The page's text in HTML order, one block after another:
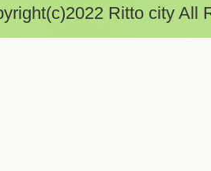
Ritto city All